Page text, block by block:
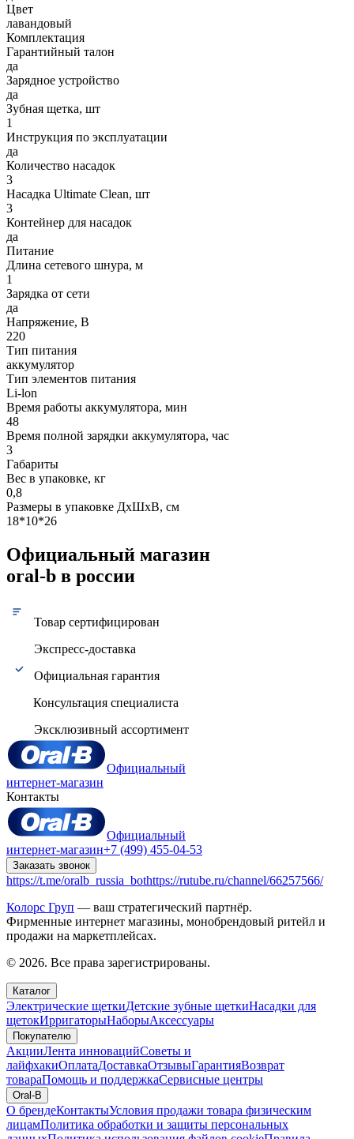
Цвет
лавандовый
Комплектация
Гарантийный талон
да
Зарядное устройство
да
Зубная щетка, шт
1
Инструкция по эксплуатации
да
Количество насадок
3
Насадка Ultimate Clean, шт
3
Контейнер для насадок
да
Питание
Длина сетевого шнура, м
1
Зарядка от сети
да
Напряжение, В
220
Тип питания
аккумулятор
Тип элементов питания
Li-lon
Время работы аккумулятора, мин
48
Время полной зарядки аккумулятора, час
3
Габариты
Вес в упаковке, кг
0,8
Размеры в упаковке ДxШxВ, см
18*10*26
Официальный магазин
oral-b в россии
Товар сертифицирован
Экспресс-доставка
Официальная гарантия
Консультация специалиста
Эксклюзивный ассортимент
Официальный
интернет-магазин
Контакты
Официальный
интернет-магазин+7 (499) 455-04-53
Заказать звонок
https://t.me/oralb_russia_bothttps://rutube.ru/channel/66257566/
Колорс Груп — ваш стратегический партнёр.
Фирменные интернет магазины, монобрендовый ритейл и
продажи на маркетплейсах.
© 2026. Все права зарегистрированы.
Каталог
Электрические щеткиДетские зубные щеткиНасадки для
щетокИрригаторыНаборыАксессуары
Покупателю
АкцииЛента инновацийСоветы и
лайфхакиОплатаДоставкаОтзывыГарантияВозврат
товараПомощь и поддержкаСервисные центры
Oral-B
О брендеКонтактыУсловия продажи товара физическим
лицамПолитика обработки и защиты персональных